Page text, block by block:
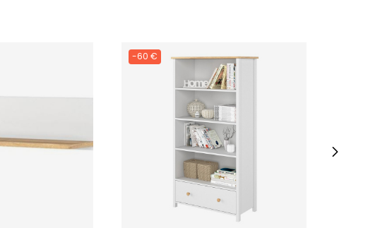
-60 €